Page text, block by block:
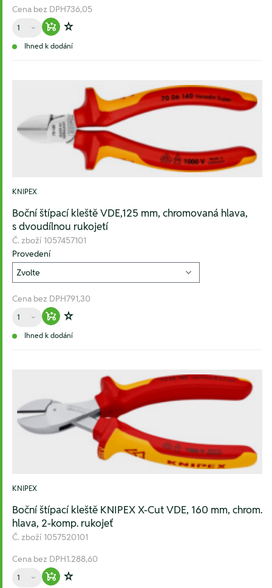
Cena bez DPH736,05
Množství
Warenkorb hinzufügen
Zur Wunschliste hinzufügen
Ihned k dodání
KNIPEX
Boční štípací kleště VDE,125 mm, chromovaná hlava,
s dvoudílnou rukojetí
Č. zboží 1057457101
Provedení
Cena bez DPH791,30
Množství
Warenkorb hinzufügen
Zur Wunschliste hinzufügen
Ihned k dodání
KNIPEX
Boční štípací kleště KNIPEX X-Cut VDE, 160 mm, chrom.
hlava, 2-komp. rukojeť
Č. zboží 1057520101
Cena bez DPH1.288,60
Množství
Warenkorb hinzufügen
Zur Wunschliste hinzufügen